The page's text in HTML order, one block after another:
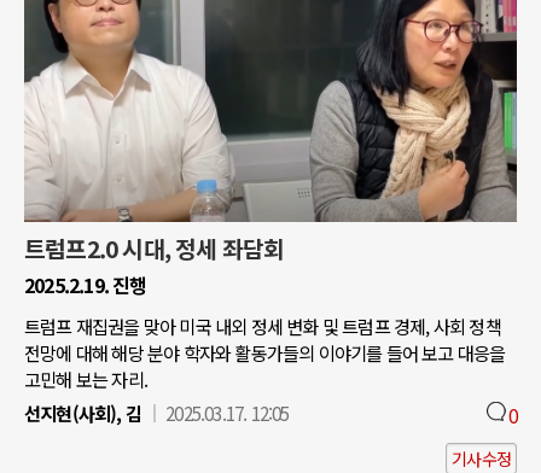
트럼프2.0 시대, 정세 좌담회
2025.2.19. 진행
트럼프 재집권을 맞아 미국 내외 정세 변화 및 트럼프 경제, 사회 정책
전망에 대해 해당 분야 학자와 활동가들의 이야기를 들어 보고 대응을
고민해 보는 자리.
선지현(사회), 김
2025.03.17. 12:05 0
기사수정